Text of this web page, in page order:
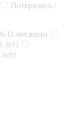
Потерялись /
11 месяцев)
лет)